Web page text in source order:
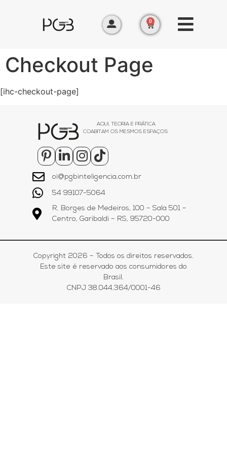
0
Checkout Page
[ihc-checkout-page]
AQUI, TEORIA E PRÁTICA
COABITAM OS MESMOS ESPAÇOS.
oi@pgbinteligencia.com.br
54 99107-5064
R. Borges de Medeiros, 100 – Sala 501 –
Centro, Garibaldi – RS, 95720-000
Copyright 2026 – Todos os direitos reservados.
Este site é reservado aos consumidores do
Brasil.
CNPJ 38.044.364/0001-46